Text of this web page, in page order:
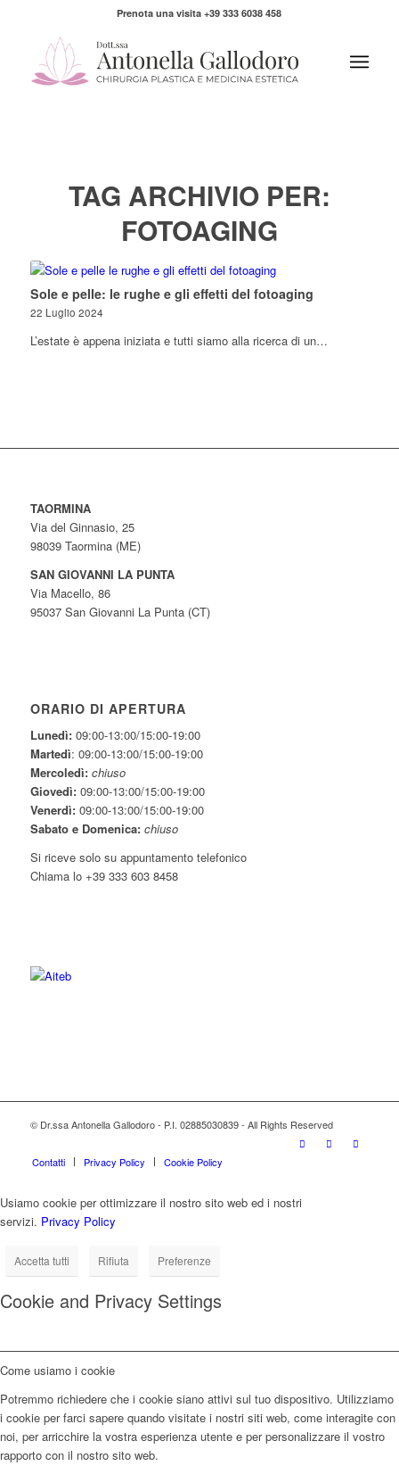
Prenota una visita +39 333 6038 458
TAG ARCHIVIO PER:
FOTOAGING
Sole e pelle: le rughe e gli effetti del fotoaging
22 Luglio 2024
L’estate è appena iniziata e tutti siamo alla ricerca di un…
TAORMINA
Via del Ginnasio, 25
98039 Taormina (ME)
SAN GIOVANNI LA PUNTA
Via Macello, 86
95037 San Giovanni La Punta (CT)
ORARIO DI APERTURA
Lunedì:09:00-13:00/15:00-19:00
Martedì: 09:00-13:00/15:00-19:00
Mercoledì: chiuso
Giovedì:09:00-13:00/15:00-19:00
Venerdì:09:00-13:00/15:00-19:00
Sabato e Domenica: chiuso
Si riceve solo su appuntamento telefonico
Chiama lo +39 333 603 8458
© Dr.ssa Antonella Gallodoro - P.I. 02885030839 - All Rights Reserved
Contatti Privacy Policy Cookie Policy
Usiamo cookie per ottimizzare il nostro sito web ed i nostri
servizi. Privacy Policy
Accetta tutti Rifiuta Preferenze
Cookie and Privacy Settings
Come usiamo i cookie
Potremmo richiedere che i cookie siano attivi sul tuo dispositivo. Utilizziamo
i cookie per farci sapere quando visitate i nostri siti web, come interagite con
noi, per arricchire la vostra esperienza utente e per personalizzare il vostro
rapporto con il nostro sito web.